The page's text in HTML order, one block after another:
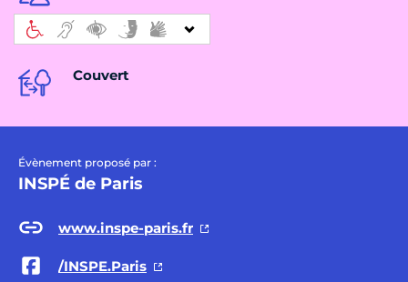
Couvert
Évènement proposé par :
INSPÉ de Paris
www.inspe-paris.fr
/INSPE.Paris